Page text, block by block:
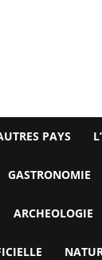
PAYS
GASTRONOMIE
ARCHEOLOGIE